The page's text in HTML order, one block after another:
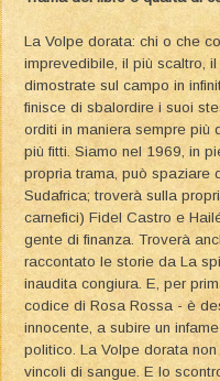
La Volpe dorata: chi o che
imprevedibile, il più scaltro,
dimostrate sul campo in
finisce di sbalordire i suoi
orditi in maniera sempre più
più fitti. Siamo nel 1969, in
propria trama, può spaziare
Sudafrica; troverà sulla
carnefici) Fidel Castro e
gente di finanza. Troverà
raccontato le storie da La
inaudita congiura. E, per
codice di Rosa Rossa - è
innocente, a subire un
politico. La Volpe dorata
vincoli di sangue. E lo